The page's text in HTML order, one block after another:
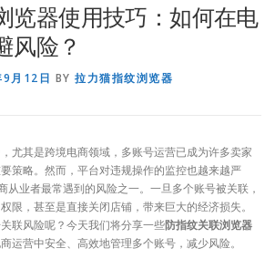
注册 账号登录 软件下载
览器使用技巧：如何在电
风险？
月12日 BY 拉力猫指纹浏览器
尤其是跨境电商领域，多账号运营已成为许多卖家
策略。然而，平台对违规操作的监控也越来越严
从业者最常遇到的风险之一。一旦多个账号被关联，
限，甚至是直接关闭店铺，带来巨大的经济损失。
联风险呢？今天我们将分享一些防指纹关联浏览器
运营中安全、高效地管理多个账号，减少风险。